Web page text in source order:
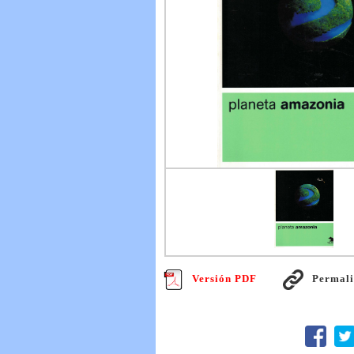
Versión PDF